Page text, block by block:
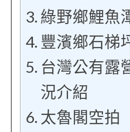
綠野鄉鯉魚
豐濱鄉石梯
台灣公有露
況介紹
太魯閣空拍